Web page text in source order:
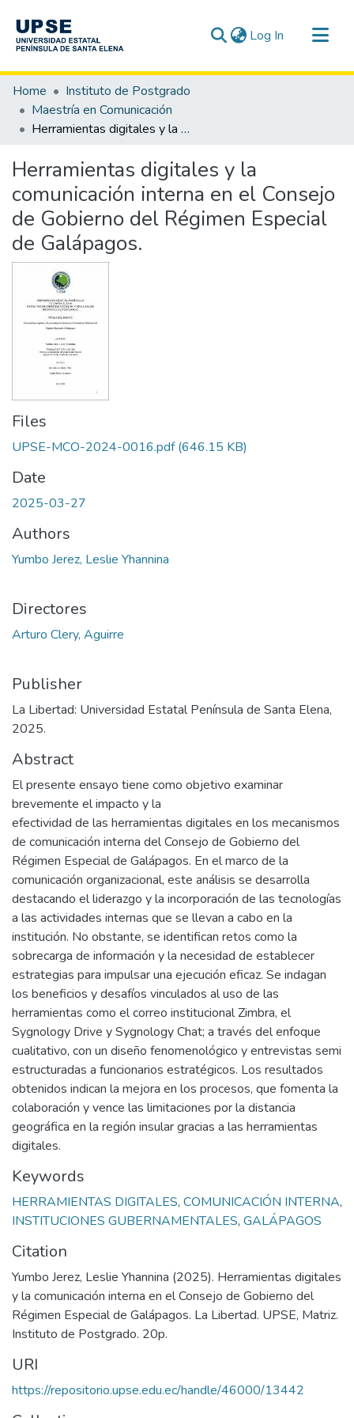
Log In (current)
Communities & Collections
All of DSpace
Statistics
Home
Instituto de Postgrado
Maestría en Comunicación
Herramientas digitales y la comunicación interna en el Consejo de Gobierno del Régimen Especial de Galápagos.
Herramientas digitales y la
comunicación interna en el Consejo
de Gobierno del Régimen Especial
de Galápagos.
Files
UPSE-MCO-2024-0016.pdf(646.15 KB)
Date
2025-03-27
Authors
Yumbo Jerez, Leslie Yhannina
Directores
Arturo Clery, Aguirre
Publisher
La Libertad: Universidad Estatal Península de Santa Elena,
2025.
Abstract
El presente ensayo tiene como objetivo examinar
brevemente el impacto y la
efectividad de las herramientas digitales en los mecanismos
de comunicación interna del Consejo de Gobierno del
Régimen Especial de Galápagos. En el marco de la
comunicación organizacional, este análisis se desarrolla
destacando el liderazgo y la incorporación de las tecnologías
a las actividades internas que se llevan a cabo en la
institución. No obstante, se identifican retos como la
sobrecarga de información y la necesidad de establecer
estrategias para impulsar una ejecución eficaz. Se indagan
los beneficios y desafíos vinculados al uso de las
herramientas como el correo institucional Zimbra, el
Sygnology Drive y Sygnology Chat; a través del enfoque
cualitativo, con un diseño fenomenológico y entrevistas semi
estructuradas a funcionarios estratégicos. Los resultados
obtenidos indican la mejora en los procesos, que fomenta la
colaboración y vence las limitaciones por la distancia
geográfica en la región insular gracias a las herramientas
digitales.
Keywords
HERRAMIENTAS DIGITALES, COMUNICACIÓN INTERNA,
INSTITUCIONES GUBERNAMENTALES, GALÁPAGOS
Citation
Yumbo Jerez, Leslie Yhannina (2025). Herramientas digitales
y la comunicación interna en el Consejo de Gobierno del
Régimen Especial de Galápagos. La Libertad. UPSE, Matriz.
Instituto de Postgrado. 20p.
URI
https://repositorio.upse.edu.ec/handle/46000/13442